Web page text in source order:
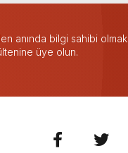
anında bilgi sahibi olmak
üye olun.